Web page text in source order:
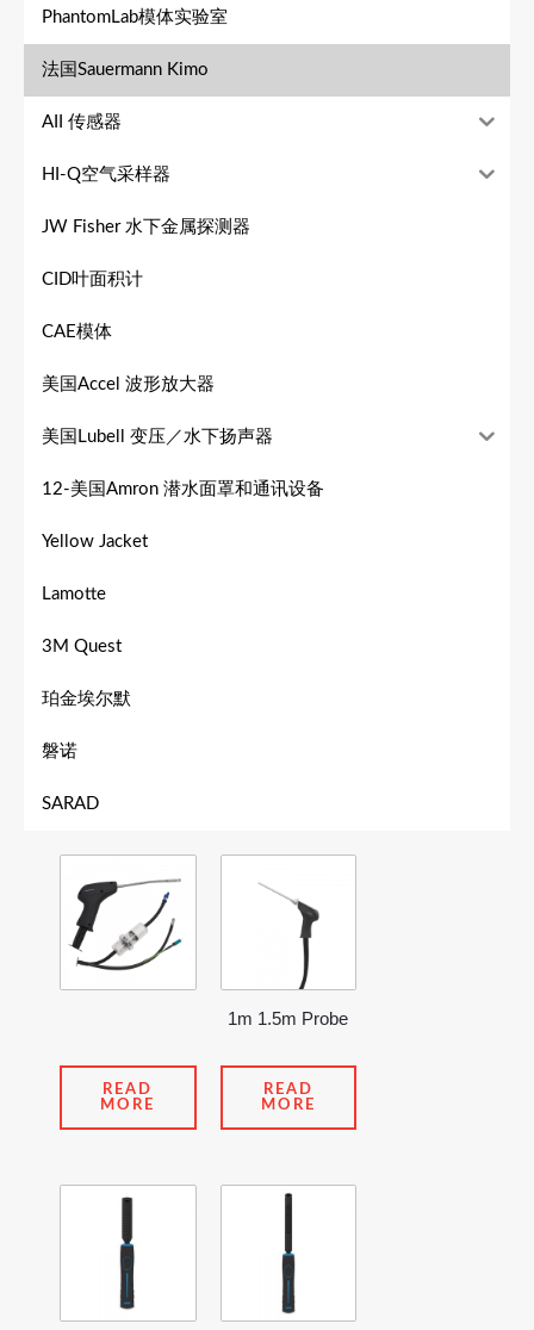
PhantomLab模体实验室
法国Sauermann Kimo
AII 传感器
HI-Q空气采样器
JW Fisher 水下金属探测器
CID叶面积计
CAE模体
美国Accel 波形放大器
美国Lubell 变压／水下扬声器
12-美国Amron 潜水面罩和通讯设备
Yellow Jacket
Lamotte
3M Quest
珀金埃尔默
磐诺
SARAD
READ
MORE
1m 1.5m Probe
READ
MORE